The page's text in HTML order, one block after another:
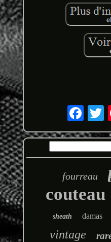
fourreau
couteau
sheath damas
vintage